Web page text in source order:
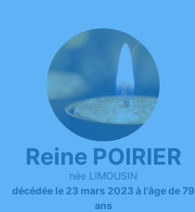
Reine POIRIER
née LIMOUSIN
décédée le 23 mars 2023 à l'âge de 79
ans